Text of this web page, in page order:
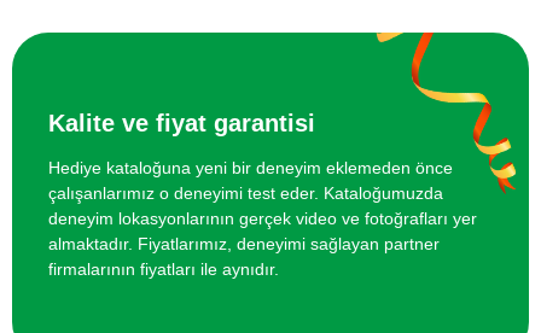
Kalite ve fiyat garantisi
Hediye kataloğuna yeni bir deneyim eklemeden önce
çalışanlarımız o deneyimi test eder. Kataloğumuzda
deneyim lokasyonlarının gerçek video ve fotoğrafları yer
almaktadır. Fiyatlarımız, deneyimi sağlayan partner
firmalarının fiyatları ile aynıdır.